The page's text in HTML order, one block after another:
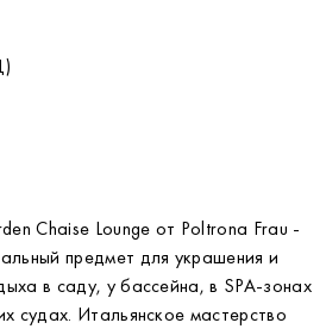
Chaise Lounge от Poltrona Frau -
предмет для украшения и
в саду, у бассейна, в SPA-зонах
судах. Итальянское мастерство